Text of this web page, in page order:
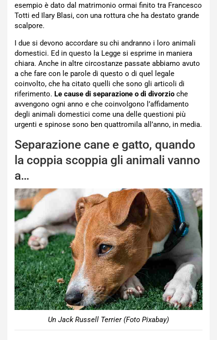
esempio è dato dal matrimonio ormai finito tra Francesco
Totti ed Ilary Blasi, con una rottura che ha destato grande
scalpore.
I due si devono accordare su chi andranno i loro animali
domestici. Ed in questo la Legge si esprime in maniera
chiara. Anche in altre circostanze passate abbiamo avuto
a che fare con le parole di questo o di quel legale
coinvolto, che ha citato quelli che sono gli articoli di
riferimento. Le cause di separazione o di divorzio che
avvengono ogni anno e che coinvolgono l’affidamento
degli animali domestici come una delle questioni più
urgenti e spinose sono ben quattromila all’anno, in media.
Separazione cane e gatto, quando
la coppia scoppia gli animali vanno
a…
Un Jack Russell Terrier (Foto Pixabay)